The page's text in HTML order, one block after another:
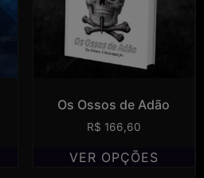
Os Ossos de Adão
R$ 166,60
VER OPÇÕES